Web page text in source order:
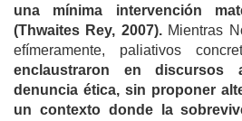
una mínima intervención
(Thwaites Rey, 2007).Mientras
efímeramente, paliativos
enclaustraron en
denuncia ética, sin proponer
un contexto donde la